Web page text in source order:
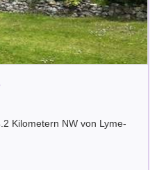
Kilometern NW von Lyme-